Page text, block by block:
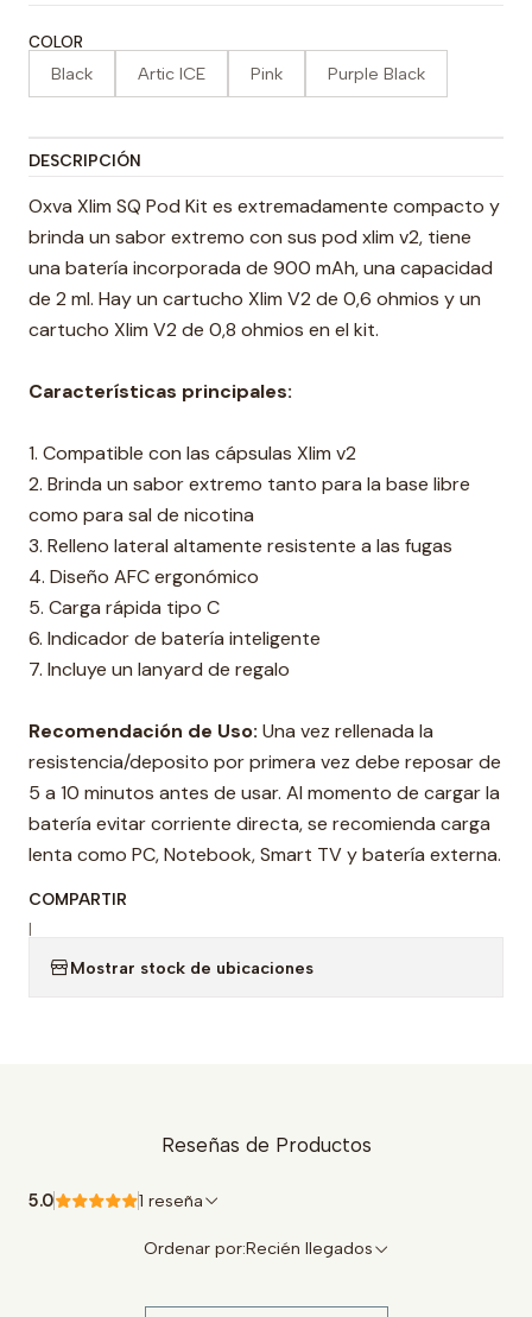
COLOR
Black Artic ICE Pink Purple Black
DESCRIPCIÓN
Oxva Xlim SQ Pod Kit es extremadamente compacto y
brinda un sabor extremo con sus pod xlim v2, tiene
una batería incorporada de 900 mAh, una capacidad
de 2 ml. Hay un cartucho Xlim V2 de 0,6 ohmios y un
cartucho Xlim V2 de 0,8 ohmios en el kit.
Características principales:
1. Compatible con las cápsulas Xlim v2
2. Brinda un sabor extremo tanto para la base libre
como para sal de nicotina
3. Relleno lateral altamente resistente a las fugas
4. Diseño AFC ergonómico
5. Carga rápida tipo C
6. Indicador de batería inteligente
7. Incluye un lanyard de regalo
Recomendación de Uso: Una vez rellenada la
resistencia/deposito por primera vez debe reposar de
5 a 10 minutos antes de usar. Al momento de cargar la
batería evitar corriente directa, se recomienda carga
lenta como PC, Notebook, Smart TV y batería externa.
COMPARTIR
|
Mostrar stock de ubicaciones
Reseñas de Productos
5.0 1 reseña
Ordenar por:Recién llegados